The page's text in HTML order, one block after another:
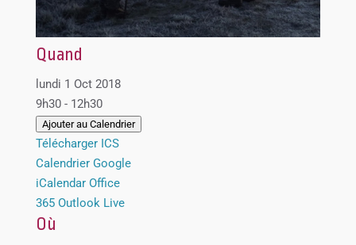
Quand
lundi 1 Oct 2018
9h30 - 12h30
Ajouter au Calendrier
Télécharger ICS
Calendrier Google
iCalendar Office
365 Outlook Live
Où